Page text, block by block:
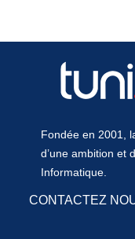
Fondée en 2001,
d’une ambition et
Informatique.
CONTACTEZ